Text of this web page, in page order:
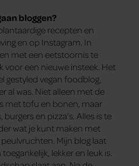
bloggen?
recepten en
en op Instagram. In
met een eetstoornis te
voor een nieuwe insteek. Het
gestyled vegan foodblog,
al was. Niet alleen met de
met tofu en bonen, maar
burgers en pizza’s. Alles is te
wat je kunt maken met
Mijn blog laat
lekker en leuk is.